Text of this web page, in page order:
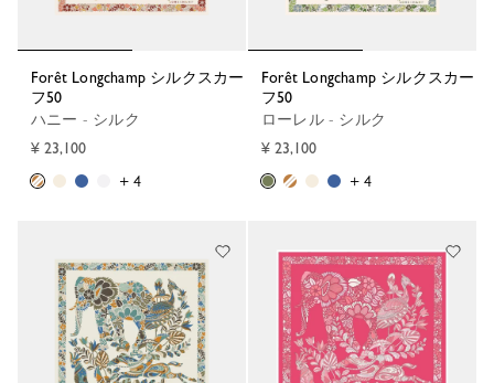
Forêt Longchamp シルクスカー
フ50
ハニー - シルク
¥ 23,100
+ 4
Forêt Longchamp シルクスカー
フ50
ローレル - シルク
¥ 23,100
+ 4